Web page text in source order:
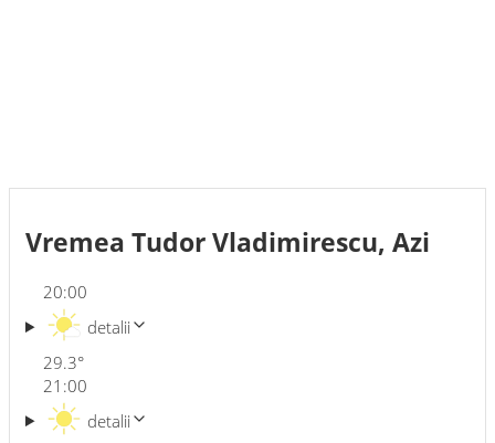
Vremea Tudor Vladimirescu, Azi
20:00
29.3°
detalii
21:00
detalii